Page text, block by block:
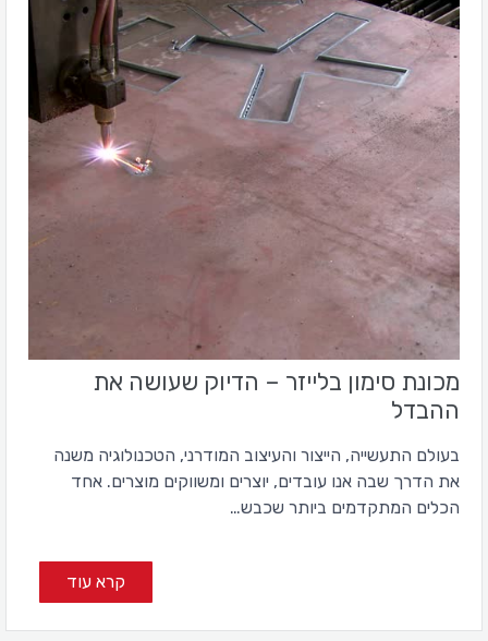
מכונת סימון בלייזר – הדיוק שעושה את
ההבדל
בעולם התעשייה, הייצור והעיצוב המודרני, הטכנולוגיה משנה
את הדרך שבה אנו עובדים, יוצרים ומשווקים מוצרים. אחד
הכלים המתקדמים ביותר שכבש…
קרא עוד